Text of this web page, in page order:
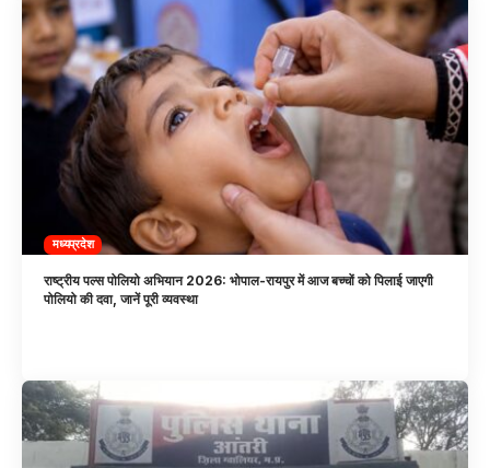
मध्यप्रदेश
राष्ट्रीय पल्स पोलियो अभियान 2026: भोपाल-रायपुर में आज बच्चों को पिलाई जाएगी
पोलियो की दवा, जानें पूरी व्यवस्था